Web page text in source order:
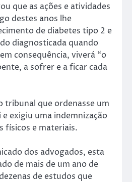
que as ações e atividades
destes anos lhe
de diabetes tipo 2 e
diagnosticada quando
consequência, viverá “o
a sofrer e a ficar cada
tribunal que ordenasse um
exigiu uma indemnização
físicos e materiais.
dos advogados, esta
de mais de um ano de
de estudos que